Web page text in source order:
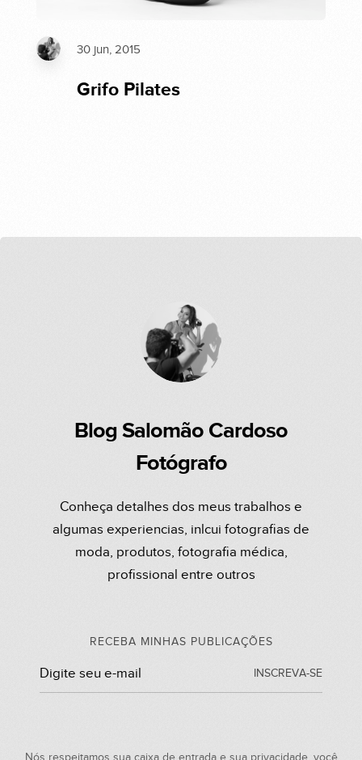
30 jun, 2015
Grifo Pilates
Blog Salomão Cardoso
Fotógrafo
Conheça detalhes dos meus trabalhos e
algumas experiencias, inlcui fotografias de
moda, produtos, fotografia médica,
profissional entre outros
RECEBA MINHAS PUBLICAÇÕES
INSCREVA-SE